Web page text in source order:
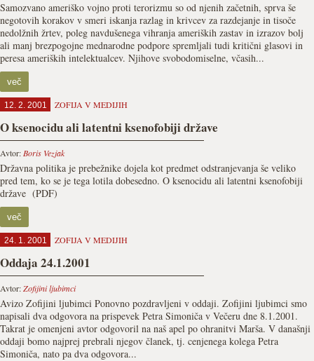
Samozvano ameriško vojno proti terorizmu so od njenih začetnih, sprva še
negotovih korakov v smeri iskanja razlag in krivcev za razdejanje in tisoče
nedolžnih žrtev, poleg navdušenega vihranja ameriških zastav in izrazov bolj
ali manj brezpogojne mednarodne podpore spremljali tudi kritični glasovi in
peresa ameriških intelektualcev. Njihove svobodomiselne, včasih...
več
12. 2. 2001 ZOFIJA V MEDIJIH
O ksenocidu ali latentni ksenofobiji države
Avtor: Boris Vezjak
Državna politika je prebežnike dojela kot predmet odstranjevanja še veliko
pred tem, ko se je tega lotila dobesedno. O ksenocidu ali latentni ksenofobiji
države (PDF)
več
24. 1. 2001 ZOFIJA V MEDIJIH
Oddaja 24.1.2001
Avtor:Zofijini ljubimci
Avizo Zofijini ljubimci Ponovno pozdravljeni v oddaji. Zofijini ljubimci smo
napisali dva odgovora na prispevek Petra Simoniča v Večeru dne 8.1.2001.
Takrat je omenjeni avtor odgovoril na naš apel po ohranitvi Marša. V današnji
oddaji bomo najprej prebrali njegov članek, tj. cenjenega kolega Petra
Simoniča, nato pa dva odgovora...